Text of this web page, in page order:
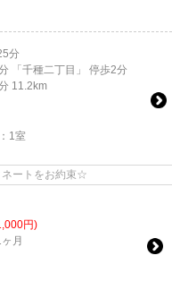
分
「千種二丁目」 停歩2分
11.2km
1室
ートをお約束☆
円)
月